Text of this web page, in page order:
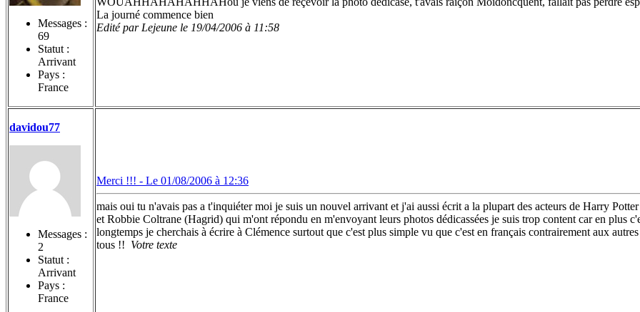
Messages :
69
Statut :
Arrivant
Pays :
France
La journé commence bien
Edité par Lejeune le 19/04/2006 à 11:58
davidou77
Messages :
2
Statut :
Arrivant
Pays :
France
Merci !!! - Le 01/08/2006 à 12:36
mais oui tu n'avais pas a t'inquiéter moi je suis un nouvel arrivant et j'ai aussi écrit a la plupart des acteurs de Harry
et Robbie Coltrane (Hagrid) qui m'ont répondu en m'envoyant leurs photos dédicassées je suis trop content car en plus
longtemps je cherchais à écrire à Clémence surtout que c'est plus simple vu que c'est en français contrairement aux
tous !! Votre texte